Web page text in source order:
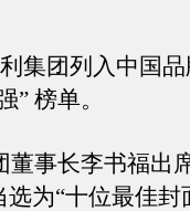
团列入中国品
” 榜单。
事长李书福出
为“十位最佳封